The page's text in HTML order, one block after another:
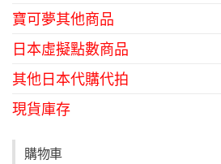
寶可夢其他商品
日本虛擬點數商品
其他日本代購代拍
現貨庫存
購物車